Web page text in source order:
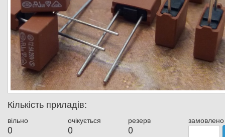
Кількість приладів:
вільно
0
очікується
0
резерв
0
замовлено